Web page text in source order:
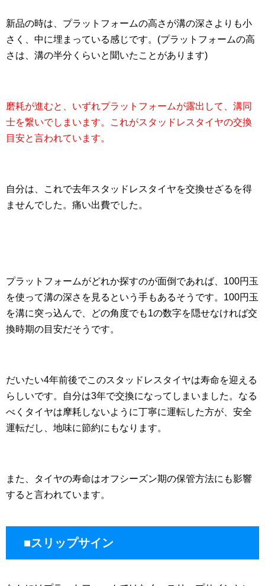
新品の時は、プラットフォームの高さが溝の深さよりも小
さく、中に埋まっている感じです。(プラットフォームの高
さは、溝の半分くらいと聞いたことがあります)
磨耗が進むと、いずれプラットフォームが露出して、溝同
士を繋いでしまいます。これがスタッドレスタイヤの交換
目安と言われています。
自分は、これで去年スタッドレスタイヤを交換せざるを得
ませんでした。痛い出費でした。
プラットフォームがどれか探すのが面倒であれば、100円玉
を使って溝の深さを見るという手もあるそうです。100円玉
を溝に突っ込んで、どの角度でも1の数字を隠せなければ交
換時期の目安だそうです。
だいたい4年前後でこのスタッドレスタイヤは寿命を迎える
らしいです。自分は3年で交換になってしまいました。なる
べくタイヤは摩耗しないように丁寧に運転した方が、安全
運転だし、地味に節約にもなります。
また、タイヤの寿命はオフシーズン期の保管方法にも影響
すると言われています。
■スリップサイン